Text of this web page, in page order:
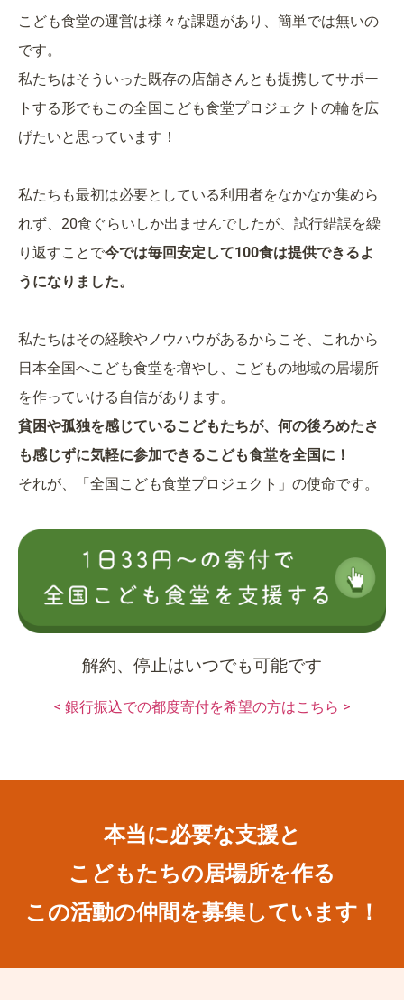
こども食堂の運営は様々な課題があり、簡単では無いの
です。
私たちはそういった既存の店舗さんとも提携してサポー
トする形でもこの全国こども食堂プロジェクトの輪を広
げたいと思っています！
私たちも最初は必要としている利用者をなかなか集めら
れず、20食ぐらいしか出ませんでしたが、試行錯誤を繰
り返すことで今では毎回安定して100食は提供できるよ
うになりました。
私たちはその経験やノウハウがあるからこそ、これから
日本全国へこども食堂を増やし、こどもの地域の居場所
を作っていける自信があります。
貧困や孤独を感じているこどもたちが、何の後ろめたさ
も感じずに気軽に参加できるこども食堂を全国に！
それが、「全国こども食堂プロジェクト」の使命です。
解約、停止はいつでも可能です
< 銀行振込での都度寄付を希望の方はこちら >
本当に必要な支援と
こどもたちの居場所を作る
この活動の仲間を募集しています！